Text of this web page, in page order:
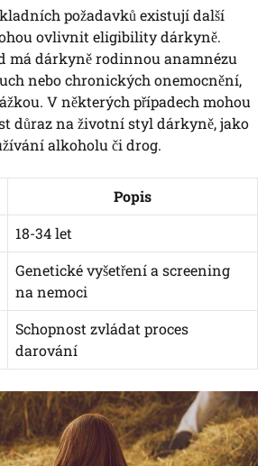
⁤požadavků existují další
​ovlivnit eligibility dárkyně.
má ​dárkyně rodinnou anamnézu
⁢nebo⁤ chronických onemocnění,
V některých případech mohou‌
důraz na životní‍ styl dárkyně, jako
alkoholu či drog.
Popis
18-34 let
Genetické vyšetření a screening
na nemoci
Schopnost ​zvládat proces
darování